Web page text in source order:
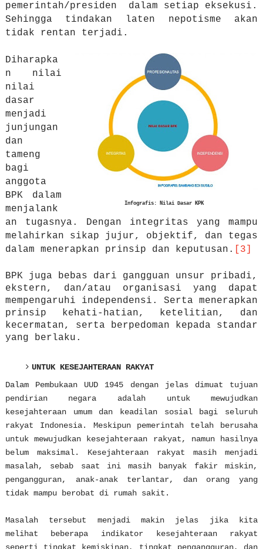
pemerintah/presiden
dalam setiap eksekusi.
Sehingga tindakan laten nepotisme akan
tidak rentan terjadi.
Infografis: Nilai Dasar KPK
Diharapka
n nilai
nilai
dasar
menjadi
junjungan
dan
tameng
bagi
anggota
BPK dalam
menjalank
an tugasnya. Dengan integritas
yang mampu
melahirkan sikap jujur, objektif, dan tegas
dalam menerapkan prinsip dan keputusan.
[3]
BPK
juga bebas dari gangguan unsur pribadi,
ekstern, dan/atau organisasi yang dapat
mempengaruhi independensi. Serta menerapkan
prinsip kehati-hatian, ketelitian, dan
kecermatan, serta berpedoman kepada standar
yang berlaku.
UNTUK KESEJAHTERAAN RAKYAT
Dalam Pembukaan UUD 1945 dengan jelas dimuat tujuan
pendirian negara adalah untuk mewujudkan
kesejahteraan umum dan keadilan sosial bagi seluruh
rakyat Indonesia. Meskipun pemerintah telah berusaha
untuk mewujudkan kesejahteraan rakyat, namun hasilnya
belum maksimal. Kesejahteraan rakyat masih menjadi
masalah, sebab saat ini masih banyak fakir miskin,
pengangguran, anak-anak terlantar, dan orang yang
tidak mampu berobat di rumah sakit.
Masalah tersebut menjadi makin jelas jika kita
melihat beberapa indikator kesejahteraan rakyat